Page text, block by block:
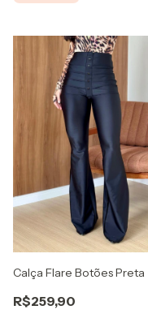
Calça Flare Botões Preta
R$259,90